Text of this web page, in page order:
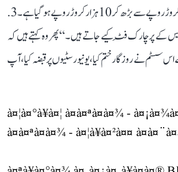
جے پی کا بینک بیلنس 150 کروڑ روپے سے بڑھ کر 10 ہزار کروڑ روپے ہو گیا ہے۔ 3.
کے پرچارک فِٹ کیے جاتے ہیں۔‘‘ پھر وہ کہتے ہیں کہ
نے روزگار ختم کیا، یونیورسٹیوں پر قبضہ کیا، آپ
à¤¦à¤°à¥à¤¦ à¤à¤ªà¤à¤¾ -
à¤à¤ªà¤à¤¾ - à¤¦à¥à¤²à¤¤